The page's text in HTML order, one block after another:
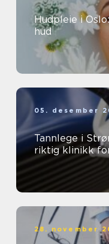
Hudpleie i
hud
05. desember
Tannlege i
riktig klinikk
28. november